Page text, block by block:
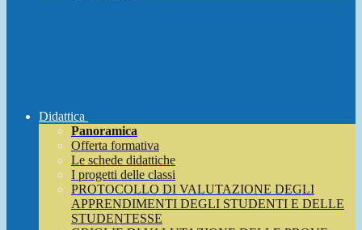
Didattica
Panoramica
Offerta formativa
Le schede didattiche
I progetti delle classi
PROTOCOLLO DI VALUTAZIONE DEGLI
APPRENDIMENTI DEGLI STUDENTI E DELLE
STUDENTESSE